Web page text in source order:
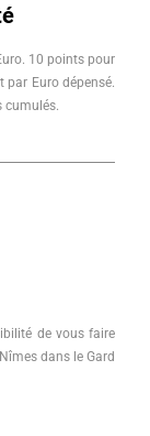
10 points pour
Euro dépensé.
cumulés.
de vous faire
dans le Gard